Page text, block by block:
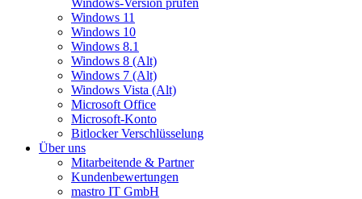
Windows 11
Windows 10
Windows 8.1
Windows 8 (Alt)
Windows 7 (Alt)
Windows Vista (Alt)
Microsoft Office
Microsoft-Konto
Bitlocker Verschlüsselung
Über uns
Mitarbeitende & Partner
Kundenbewertungen
mastro IT GmbH